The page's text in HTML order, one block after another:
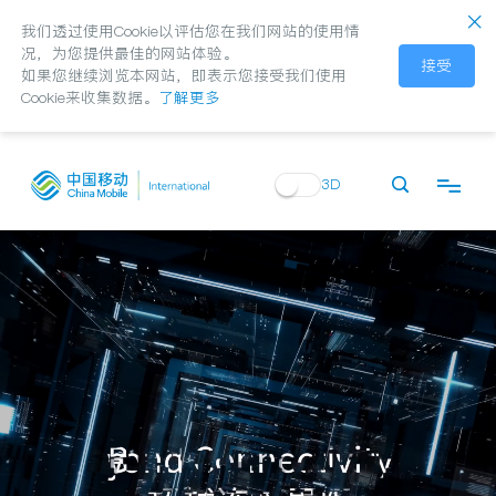
我们透过使用Cookie以评估您在我们网站的使用情
况，为您提供最佳的网站体验。
如果您继续浏览本网站，即表示您接受我们使用
Cookie来收集数据。 了解更多
接受
3D